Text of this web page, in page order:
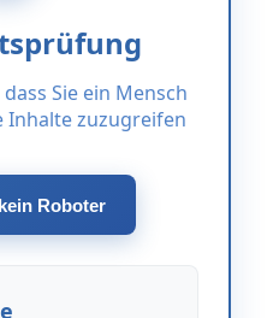
Sie ein Mensch
Inhalte zuzugreifen
Roboter